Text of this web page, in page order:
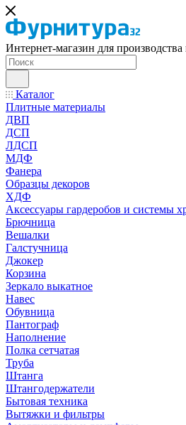
Интернет-магазин для производства
Каталог
Плитные материалы
ДВП
ДСП
ЛДСП
МДФ
Фанера
Образцы декоров
ХДФ
Аксессуары гардеробов и системы
Брючница
Вешалки
Галстучница
Джокер
Корзина
Зеркало выкатное
Навес
Обувница
Пантограф
Наполнение
Полка сетчатая
Труба
Штанга
Штангодержатели
Бытовая техника
Вытяжки и фильтры